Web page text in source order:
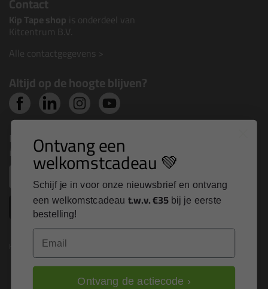
Kip Tape shop is onderdeel van
Kitcentrum B.V.
Alle contactgegevens >
Altijd op de hoogte blijven?
Nieuws, tips en exclusieve deals rechtstreeks in je
inbox
Inschrijven
Kitcentrum is trots op:
Ontvang een
welkomstcadeau 💚
Schijf je in voor onze nieuwsbrief en ontvang
een welkomstcadeau t.w.v. €35 bij je eerste
bestelling!
Email
Ontvang de actiecode ›